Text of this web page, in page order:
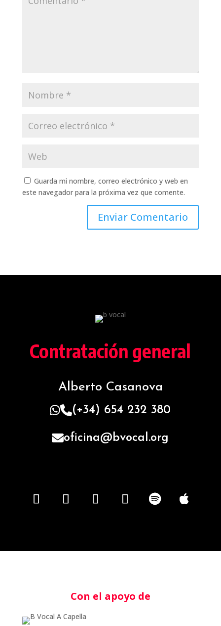
Guarda mi nombre, correo electrónico y web en
este navegador para la próxima vez que comente.
Contratación general
Alberto Casanova
(+34) 654 232 380
oficina@bvocal.org
Con el apoyo de